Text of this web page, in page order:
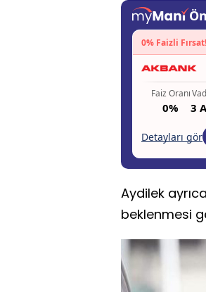
Aydilek
beklenmesi